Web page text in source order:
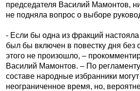
председателя Василий Мамонтов,
не подняла вопрос о выборе
- Если бы одна из фракций
был бы включен в повестку дня без
этого не произошло, –
Василий Мамонтов. – По
составе народные избранники
неограниченное время, но,